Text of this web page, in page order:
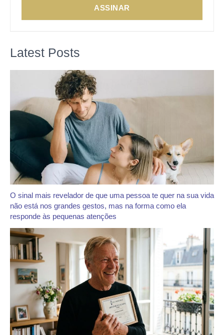
ASSINAR
Latest Posts
O sinal mais revelador de que uma pessoa te quer na sua vida
não está nos grandes gestos, mas na forma como ela
responde às pequenas atenções